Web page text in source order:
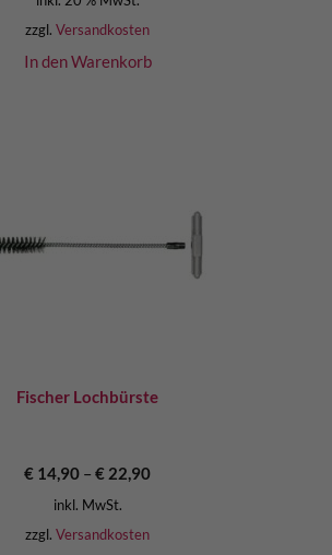
zzgl. Versandkosten
In den Warenkorb
Fischer Lochbürste
€ 14,90 – € 22,90
inkl. MwSt.
zzgl. Versandkosten